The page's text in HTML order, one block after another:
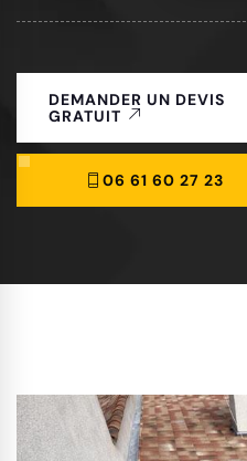
DEMANDER UN DEVIS
GRATUIT
06 61 60 27 23